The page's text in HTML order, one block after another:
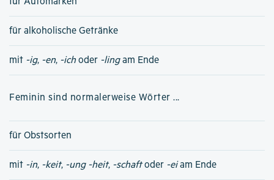
für alkoholische Getränke
mit -ig, -en, -ich oder -lingam Ende
Feminin sind normalerweise Wörter ...
für Obstsorten
mit -in, -keit, -ung -heit, -schaftoder -eiam Ende